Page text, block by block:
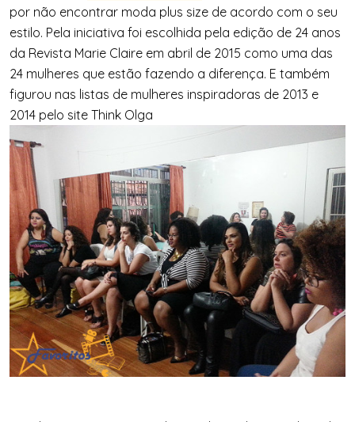
por não encontrar moda plus size de acordo com o seu
estilo. Pela iniciativa foi escolhida pela edição de 24 anos
da Revista Marie Claire em abril de 2015 como uma das
24 mulheres que estão fazendo a diferença. E também
figurou nas listas de mulheres inspiradoras de 2013 e
2014 pelo site Think Olga